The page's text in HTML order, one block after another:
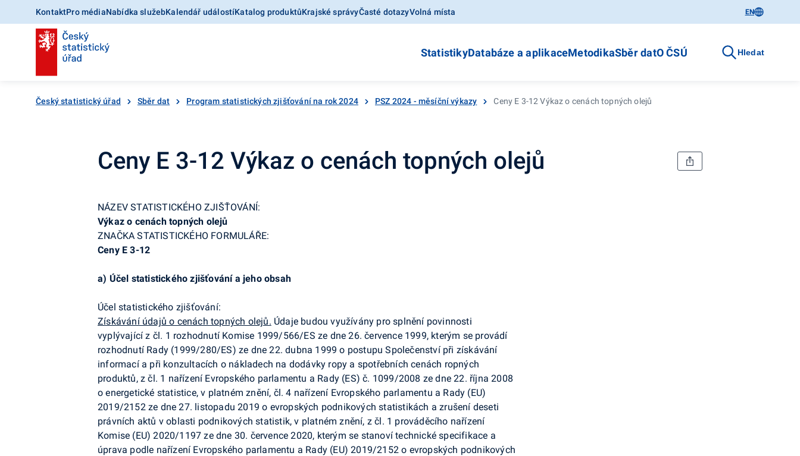
KontaktPro médiaNabídka služebKalendář událostíKatalog produktůKrajské správyČasté dotazyVolná místa EN
StatistikyDatabáze a aplikaceMetodikaSběr datO ČSÚ Hledat
Český statistický úřad Sběr dat Program statistických zjišťování na rok 2024 PSZ 2024 - měsíční výkazy Ceny E 3-12 Výkaz o cenách topných olejů
Ceny E 3-12 Výkaz o cenách topných olejů
NÁZEV STATISTICKÉHO ZJIŠŤOVÁNÍ:
Výkaz o cenách topných olejů
ZNAČKA STATISTICKÉHO FORMULÁŘE:
Ceny E 3-12
a) Účel statistického zjišťování a jeho obsah
Účel statistického zjišťování:
Získávání údajů o cenách topných olejů. Údaje budou využívány pro splnění povinnosti
vyplývající z čl. 1 rozhodnutí Komise 1999/566/ES ze dne 26. července 1999, kterým se provádí
rozhodnutí Rady (1999/280/ES) ze dne 22. dubna 1999 o postupu Společenství při získávání
informací a při konzultacích o nákladech na dodávky ropy a spotřebních cenách ropných
produktů, z čl. 1 nařízení Evropského parlamentu a Rady (ES) č. 1099/2008 ze dne 22. října 2008
o energetické statistice, v platném znění, čl. 4 nařízení Evropského parlamentu a Rady (EU)
2019/2152 ze dne 27. listopadu 2019 o evropských podnikových statistikách a zrušení deseti
právních aktů v oblasti podnikových statistik, v platném znění, z čl. 1 prováděcího nařízení
Komise (EU) 2020/1197 ze dne 30. července 2020, kterým se stanoví technické specifikace a
úprava podle nařízení Evropského parlamentu a Rady (EU) 2019/2152 o evropských podnikových